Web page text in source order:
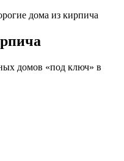
дома из кирпича
домов «под ключ» в